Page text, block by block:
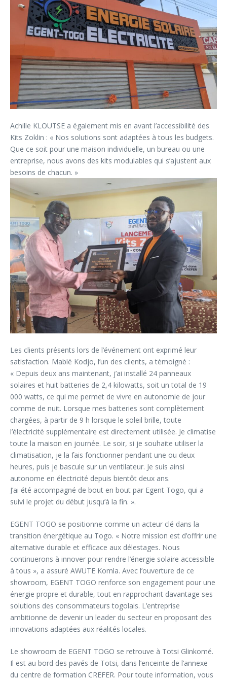
Achille KLOUTSE a également mis en avant l’accessibilité des
Kits Zoklin : « Nos solutions sont adaptées à tous les budgets.
Que ce soit pour une maison individuelle, un bureau ou une
entreprise, nous avons des kits modulables qui s’ajustent aux
besoins de chacun. »
Les clients présents lors de l’événement ont exprimé leur
satisfaction. Mablé Kodjo, l’un des clients, a témoigné :
« Depuis deux ans maintenant, j’ai installé 24 panneaux
solaires et huit batteries de 2,4 kilowatts, soit un total de 19
000 watts, ce qui me permet de vivre en autonomie de jour
comme de nuit. Lorsque mes batteries sont complètement
chargées, à partir de 9 h lorsque le soleil brille, toute
l’électricité supplémentaire est directement utilisée. Je climatise
toute la maison en journée. Le soir, si je souhaite utiliser la
climatisation, je la fais fonctionner pendant une ou deux
heures, puis je bascule sur un ventilateur. Je suis ainsi
autonome en électricité depuis bientôt deux ans.
J’ai été accompagné de bout en bout par Egent Togo, qui a
suivi le projet du début jusqu’à la fin. ».
EGENT TOGO se positionne comme un acteur clé dans la
transition énergétique au Togo. « Notre mission est d’offrir une
alternative durable et efficace aux délestages. Nous
continuerons à innover pour rendre l’énergie solaire accessible
à tous », a assuré AWUTE Komla. Avec l’ouverture de ce
showroom, EGENT TOGO renforce son engagement pour une
énergie propre et durable, tout en rapprochant davantage ses
solutions des consommateurs togolais. L’entreprise
ambitionne de devenir un leader du secteur en proposant des
innovations adaptées aux réalités locales.
Le showroom de EGENT TOGO se retrouve à Totsi Glinkomé.
Il est au bord des pavés de Totsi, dans l’enceinte de l’annexe
du centre de formation CREFER. Pour toute information, vous